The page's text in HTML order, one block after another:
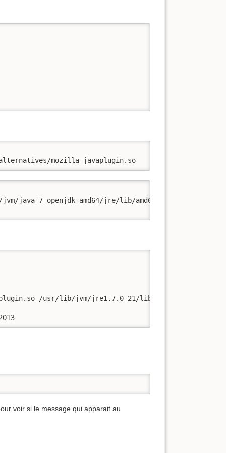
mozilla-javaplugin.so
7-openjdk-amd64/jre/lib/amd64/
/usr/lib/jvm/jre1.7.0_21/lib/amd64/libnpjp2.so
voir si le message qui apparait au